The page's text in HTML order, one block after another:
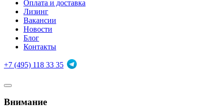
Оплата и доставка
Лизинг
Вакансии
Новости
Блог
Контакты
+7 (495) 118 33 35
Внимание